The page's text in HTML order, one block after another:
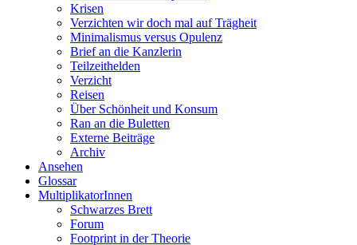
Krisen
Verzichten wir doch mal auf Trägheit
Minimalismus versus Opulenz
Brief an die Kanzlerin
Teilzeithelden
Verzicht
Reisen
Über Schönheit und Konsum
Ran an die Buletten
Externe Beiträge
Archiv
Ansehen
Glossar
MultiplikatorInnen
Schwarzes Brett
Forum
Footprint in der Theorie